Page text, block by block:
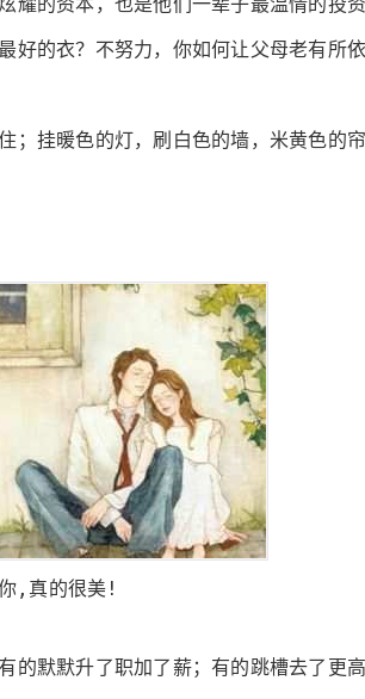
的衣？不努力，你如何让父母老有所依
挂暖色的灯，刷白色的墙，米黄色的
,真的很美!
默默升了职加了薪；有的跳槽去了更